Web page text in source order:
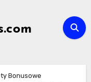
Bonusowe